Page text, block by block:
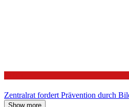
Zentralrat fordert Prävention durch
Show more